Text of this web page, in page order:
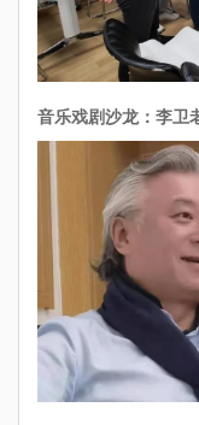
音乐戏剧沙龙：李卫